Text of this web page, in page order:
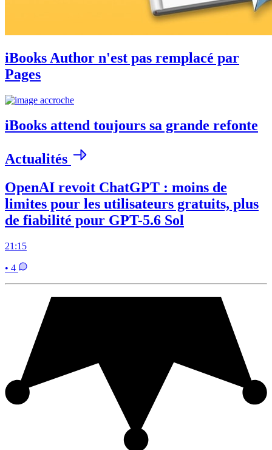
iBooks Author n'est pas remplacé par
Pages
iBooks attend toujours sa grande refonte
Actualités
OpenAI revoit ChatGPT : moins de
limites pour les utilisateurs gratuits, plus
de fiabilité pour GPT-5.6 Sol
21:15
• 4